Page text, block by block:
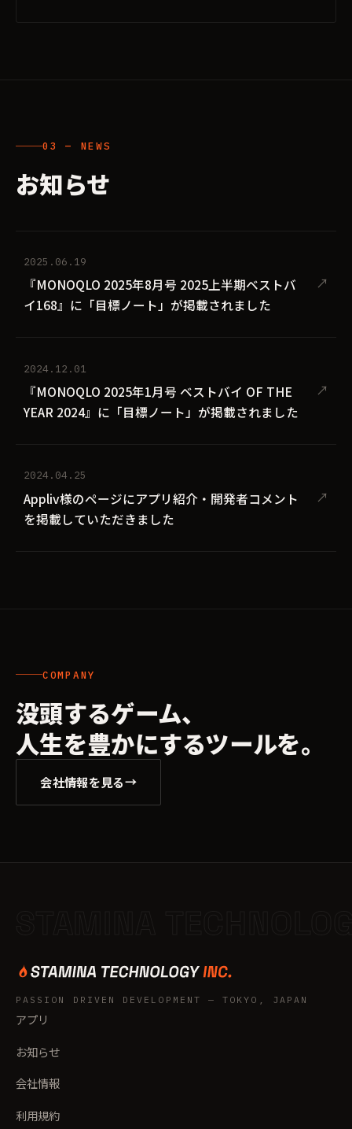
03 — NEWS
お知らせ
2025.06.19
『MONOQLO 2025年8月号 2025上半期ベストバ
イ168』に「目標ノート」が掲載されました
↗
2024.12.01
『MONOQLO 2025年1月号 ベストバイ OF THE
YEAR 2024』に「目標ノート」が掲載されました
↗
2024.04.25
Appliv様のページにアプリ紹介・開発者コメント
を掲載していただきました
↗
COMPANY
没頭するゲーム、
人生を豊かにするツールを。
会社情報を見る→
PASSION DRIVEN DEVELOPMENT — TOKYO, JAPAN
アプリ
お知らせ
会社情報
利用規約